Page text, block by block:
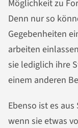
Möglichkeit zu
Denn nur so
Gegebenheiten
arbeiten
sie lediglich ihre
einem anderen
Ebenso ist es
wenn sie etwas